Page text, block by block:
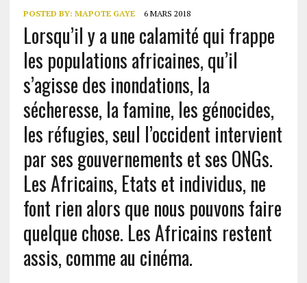
POSTED BY: MAPOTE GAYE 6 MARS 2018
Lorsqu’il y a une calamité qui frappe
les populations africaines, qu’il
s’agisse des inondations, la
sécheresse, la famine, les génocides,
les réfugies, seul l’occident intervient
par ses gouvernements et ses ONGs.
Les Africains, Etats et individus, ne
font rien alors que nous pouvons faire
quelque chose. Les Africains restent
assis, comme au cinéma.